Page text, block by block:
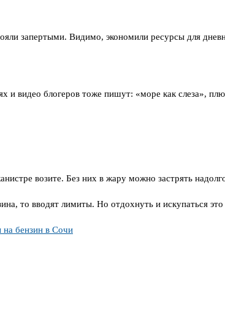
запертыми. Видимо, экономили ресурсы для
видео блогеров тоже пишут: «море как слеза»,
возите. Без них в жару можно застрять
то вводят лимиты. Но отдохнуть и искупаться
на бензин в Сочи